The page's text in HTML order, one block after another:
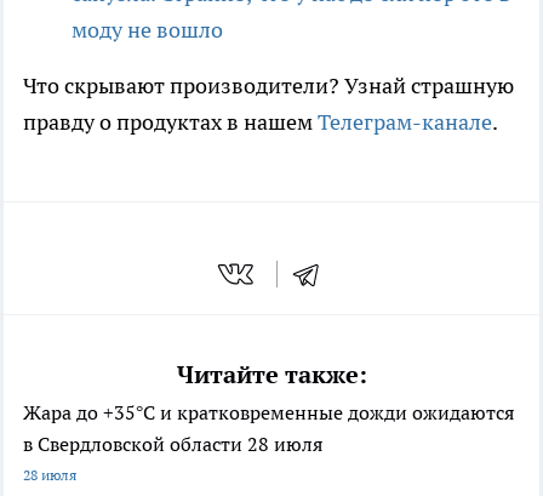
моду не вошло
Что скрывают производители? Узнай страшную
правду о продуктах в нашемТелеграм-канале.
Читайте также:
Жара до +35°С и кратковременные дожди ожидаются
в Свердловской области 28 июля
28 июля